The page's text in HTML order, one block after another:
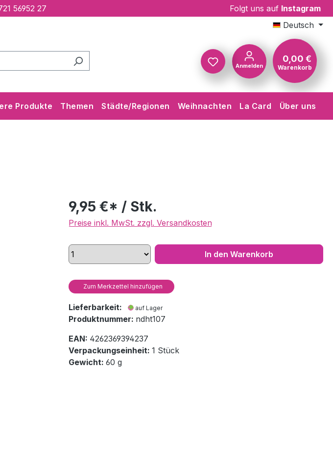
56952 27 Folgt uns auf Instagram
Deutsch
Anmelden
0,00 €
Warenkorb
Produkte Themen Städte/Regionen Weihnachten La Card Über uns
9,95 €* / Stk.
Preise inkl. MwSt. zzgl. Versandkosten
In den Warenkorb
Zum Merkzettel hinzufügen
Lieferbarkeit: auf Lager
Produktnummer: ndht107
EAN: 4262369394237
Verpackungseinheit: 1 Stück
Gewicht: 60 g